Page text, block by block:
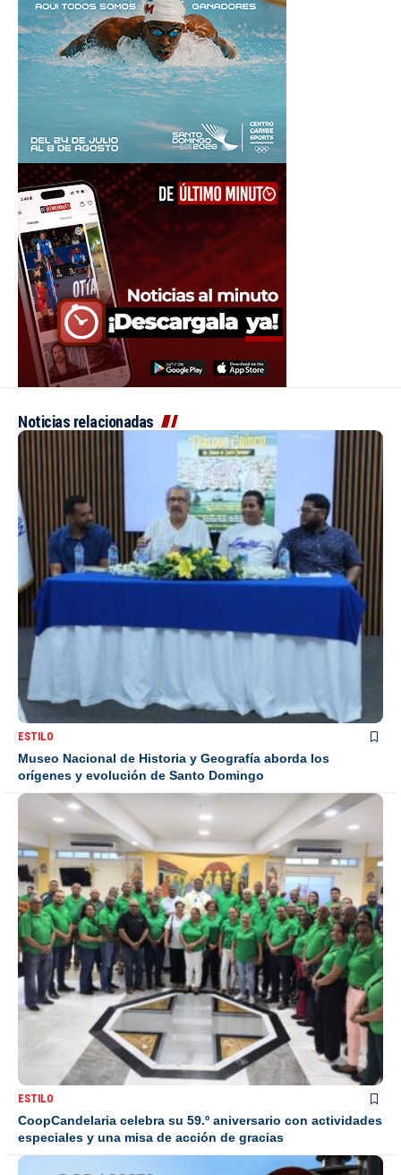
Noticias relacionadas
ESTILO
Museo Nacional de Historia y Geografía aborda los
orígenes y evolución de Santo Domingo
ESTILO
CoopCandelaria celebra su 59.º aniversario con actividades
especiales y una misa de acción de gracias